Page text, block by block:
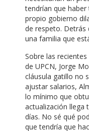
tendrían que
propio gobierno
de respeto. Detrás
una familia que
Sobre las
de UPCN, Jorge
cláusula gatillo no
ajustar salarios,
lo mínimo que
actualización llega
días. No sé qué
que tendría que